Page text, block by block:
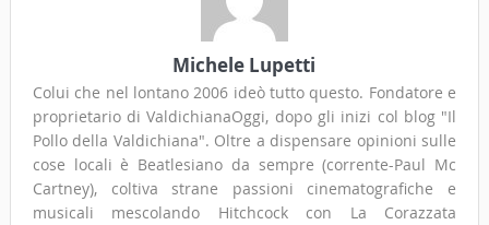
Michele Lupetti
Colui che nel lontano 2006 ideò tutto questo. Fondatore e
proprietario di ValdichianaOggi, dopo gli inizi col blog "Il
Pollo della Valdichiana". Oltre a dispensare opinioni sulle
cose locali è Beatlesiano da sempre (corrente-Paul Mc
Cartney), coltiva strane passioni cinematografiche e
musicali mescolando Hitchcock con La Corazzata